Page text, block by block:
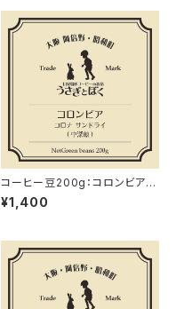
コーヒー豆200g：コロンビア
コロナ サンドライ (中煎)
¥1,400